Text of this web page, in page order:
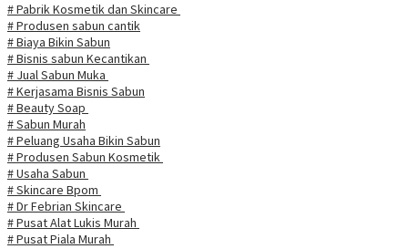
# Pabrik Kosmetik dan Skincare
# Produsen sabun cantik
# Biaya Bikin Sabun
# Bisnis sabun Kecantikan
# Jual Sabun Muka
# Kerjasama Bisnis Sabun
# Beauty Soap
# Sabun Murah
# Peluang Usaha Bikin Sabun
# Produsen Sabun Kosmetik
# Usaha Sabun
# Skincare Bpom
# Dr Febrian Skincare
# Pusat Alat Lukis Murah
# Pusat Piala Murah